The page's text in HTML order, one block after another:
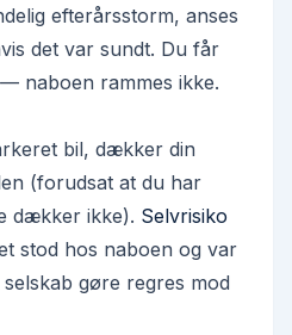
efterårsstorm, anses
det var sundt. Du får
naboen rammes ikke.
bil, dækker din
(forudsat at du har
dækker ikke). Selvrisiko
stod hos naboen og var
gøre regres mod